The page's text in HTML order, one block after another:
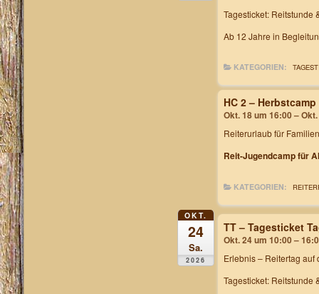
Tagesticket: Reitstunde
Ab 12 Jahre in
KATEGORIEN:
HC 2 – Herbstcamp
Okt. 18 um 16:00 –
Reiterurlaub für Familien
Reit-Jugendcamp für
KATEGORIEN:
OKT.
24
Sa.
2026
TT – Tagesticket
Okt. 24 um 10:00 –
Erlebnis – Reitertag auf
Tagesticket: Reitstunde